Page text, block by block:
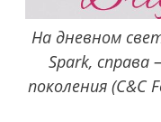
На дневном
Spark,
поколения (C&C